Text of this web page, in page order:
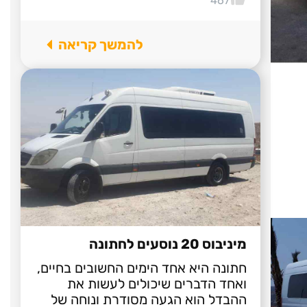
להמשך קריאה
מיניבוס 20 נוסעים לחתונה
חתונה היא אחד הימים החשובים בחיים,
ואחד הדברים שיכולים לעשות את
ההבדל הוא הגעה מסודרת ונוחה של